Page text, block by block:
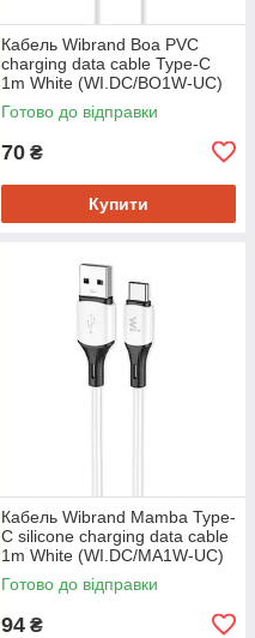
Кабель Wibrand Boa PVC
charging data cable Type-C
1m White (WI.DC/BO1W-UC)
Готово до відправки
70 ₴
Купити
Кабель Wibrand Mamba Type-
C silicone charging data cable
1m White (WI.DC/MA1W-UC)
Готово до відправки
94 ₴